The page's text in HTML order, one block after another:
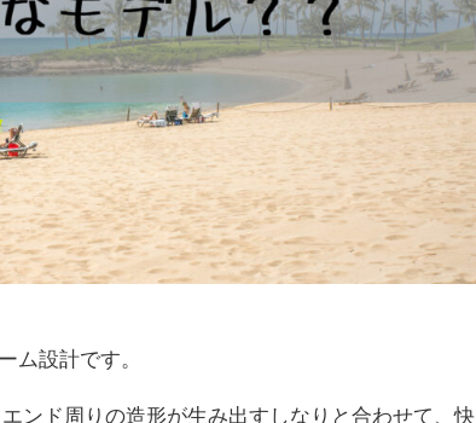
ム設計です。
ンド周りの造形が生み出すしなりと合わせて、快